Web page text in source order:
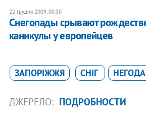
22 грудня 2009, 00:30
Снегопады срывают
каникулы у европейцев
ЗАПОРІЖЖЯ СНІГ НЕГОДА
ДЖЕРЕЛО: ПОДРОБНОСТИ